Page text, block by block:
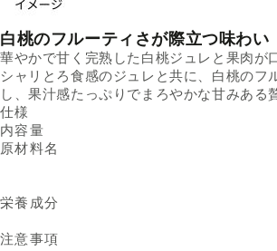
白桃のフルーティさが際立つ味わい
華やかで甘く完熟した白桃ジュレと果肉
シャリとろ食感のジュレと共に、白桃の
し、果汁感たっぷりでまろやかな甘みある
仕様
内容量
原材料名
栄養成分
注意事項